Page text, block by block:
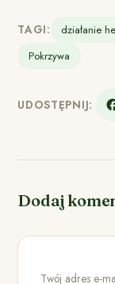
TAGI: działanie
Pokrzywa
UDOSTĘPNIJ:
Dodaj
Twój adres e-